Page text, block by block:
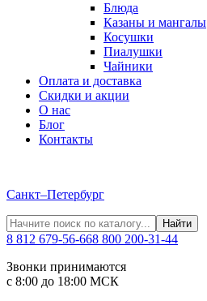
Блюда
Казаны и мангалы
Косушки
Пиалушки
Чайники
Оплата и доставка
Скидки и акции
О нас
Блог
Контакты
Санкт–Петербург
Найти
8 812 679-56-668 800 200-31-44
Звонки принимаются
с 8:00 до 18:00 МСК